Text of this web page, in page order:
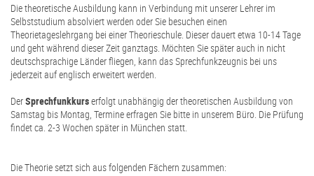
Die theoretische Ausbildung kann in Verbindung mit unserer Lehrer im
Selbststudium absolviert werden oder Sie besuchen einen
Theorietageslehrgang bei einer Theorieschule. Dieser dauert etwa 10-14 Tage
und geht während dieser Zeit ganztags. Möchten Sie später auch in nicht
deutschsprachige Länder fliegen, kann das Sprechfunkzeugnis bei uns
jederzeit auf englisch erweitert werden.
DerSprechfunkkurserfolgt unabhängig der theoretischen Ausbildung von
Samstag bis Montag, Termine erfragen Sie bitte in unserem Büro. Die Prüfung
findet ca. 2-3 Wochen später in München statt.
Die Theorie setzt sich aus folgenden Fächern zusammen: